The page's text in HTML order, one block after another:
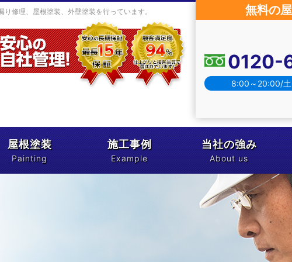
修理、屋根塗装、外壁塗装を行っています。 無料の
0120-
8:00～20:00/土
屋根塗装
Painting
塗料について
施工事例
Example
お客様の声
現場レポート
当社の強み
About us